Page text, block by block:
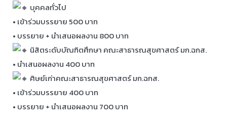
บุคคลทั่วไป
• เข้าร่วมบรรยาย 500 บาท
• บรรยาย + นำเสนอผลงาน 800 บาท
นิสิตระดับบัณฑิตศึกษา คณะสาธารณสุขศาสตร์ มก.ฉกส.
• นำเสนอผลงาน 400 บาท
ศิษย์เก่าคณะสาธารณสุขศาสตร์ มก.ฉกส.
• เข้าร่วมบรรยาย 400 บาท
• บรรยาย + นำเสนอผลงาน 700 บาท